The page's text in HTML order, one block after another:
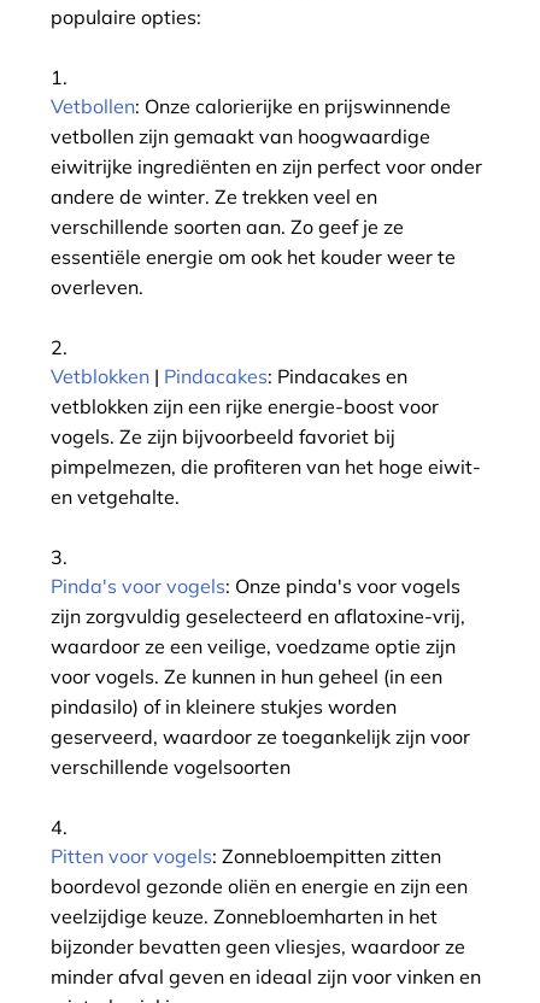
populaire opties:
Vetbollen: Onze calorierijke en prijswinnende
vetbollen zijn gemaakt van hoogwaardige
eiwitrijke ingrediënten en zijn perfect voor onder
andere de winter. Ze trekken veel en
verschillende soorten aan. Zo geef je ze
essentiële energie om ook het kouder weer te
overleven.
Vetblokken | Pindacakes: Pindacakes en
vetblokken zijn een rijke energie-boost voor
vogels. Ze zijn bijvoorbeeld favoriet bij
pimpelmezen, die profiteren van het hoge eiwit-
en vetgehalte.
Pinda's voor vogels: Onze pinda's voor vogels
zijn zorgvuldig geselecteerd en aflatoxine-vrij,
waardoor ze een veilige, voedzame optie zijn
voor vogels. Ze kunnen in hun geheel (in een
pindasilo) of in kleinere stukjes worden
geserveerd, waardoor ze toegankelijk zijn voor
verschillende vogelsoorten
Pitten voor vogels: Zonnebloempitten zitten
boordevol gezonde oliën en energie en zijn een
veelzijdige keuze. Zonnebloemharten in het
bijzonder bevatten geen vliesjes, waardoor ze
minder afval geven en ideaal zijn voor vinken en